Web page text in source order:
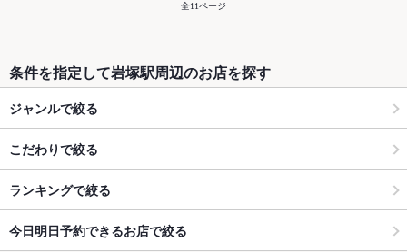
全11ページ
条件を指定して岩塚駅周辺のお店を探す
ジャンルで絞る
こだわりで絞る
ランキングで絞る
今日明日予約できるお店で絞る